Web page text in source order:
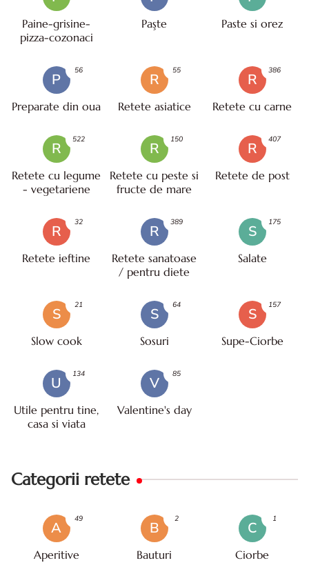
Paine-grisine-
pizza-cozonaci
Paşte Paste si orez
P
Preparate din oua
56
R
Retete asiatice
55
R
Retete cu carne
386
R
Retete cu legume
- vegetariene
522
R
Retete cu peste si
fructe de mare
150
R
Retete de post
407
R
Retete ieftine
32
R
Retete sanatoase
/ pentru diete
389
S
Salate
175
S
Slow cook
21
S
Sosuri
64
S
Supe-Ciorbe
157
U
Utile pentru tine,
casa si viata
134
V
Valentine's day
85
Categorii retete
A
Aperitive
49
B
Bauturi
2
C
Ciorbe
1